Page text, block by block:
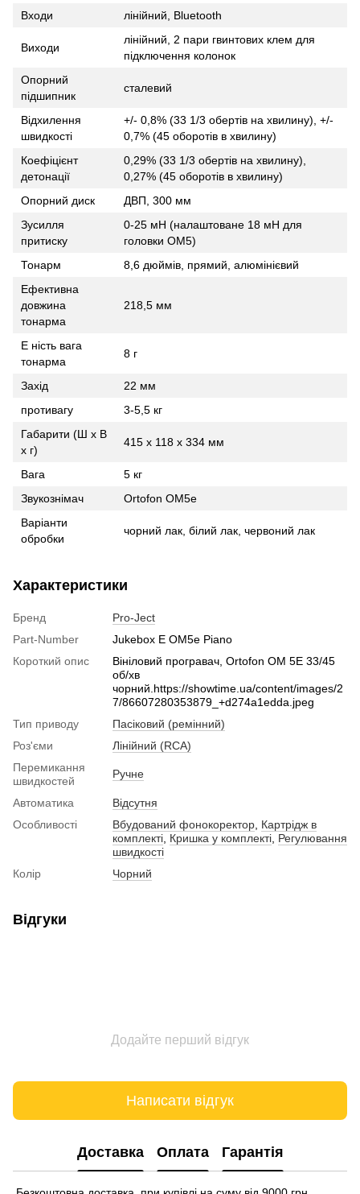
Входи лінійний, Bluetooth
Виходи
лінійний, 2 пари гвинтових клем для
підключення колонок
Опорний
підшипник
сталевий
Відхилення
швидкості
+/- 0,8% (33 1/3 обертів на хвилину), +/-
0,7% (45 оборотів в хвилину)
Коефіцієнт
детонації
0,29% (33 1/3 обертів на хвилину),
0,27% (45 оборотів в хвилину)
Опорний диск
ДВП, 300 мм
Зусилля
притиску
0-25 мН (налаштоване 18 мН для
головки OM5)
Тонарм
8,6 дюймів, прямий, алюмінієвий
Ефективна
довжина
тонарма
218,5 мм
Е ність вага
тонарма
8 г
Захід
22 мм
противагу
3-5,5 кг
Габарити (Ш х В
х г)
415 х 118 х 334 мм
Вага
5 кг
Звукознімач
Ortofon OM5e
Варіанти
обробки
чорний лак, білий лак, червоний лак
Характеристики
Бренд
Pro-Ject
Part-Number
Jukebox E OM5e Piano
Короткий опис
Вініловий програвач, Ortofon OM 5E 33/45
об/хв
чорний.https://showtime.ua/content/images/2
7/86607280353879_+d274a1edda.jpeg
Тип приводу
Пасіковий (ремінний)
Роз'єми
Лінійний (RCA)
Перемикання
швидкостей
Ручне
Автоматика
Відсутня
Особливості
Вбудований фонокоректор, Картрідж в
комплекті, Кришка у комплекті, Регулювання
швидкості
Колір
Чорний
Відгуки
Додайте перший відгук
Написати відгук
Доставка Оплата Гарантія